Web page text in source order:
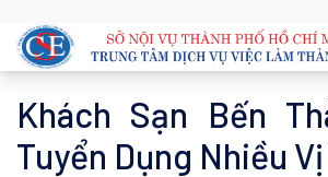
Khách Sạn Bến
Tuyển Dụng Nhiều